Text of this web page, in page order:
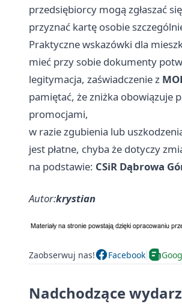
przedsiębiorcy mogą zgłaszać
przyznać kartę osobie
Praktyczne wskazówki dla
mieć przy sobie dokumenty
legitymacja, zaświadczenie z
pamiętać, że zniżka obowiązuje
promocjami,
w razie zgubienia lub
jest płatne, chyba że dotyczy
na podstawie: CSiR Dąbrowa
Autor:krystian
Zaobserwuj nas! Facebook
Nadchodzące